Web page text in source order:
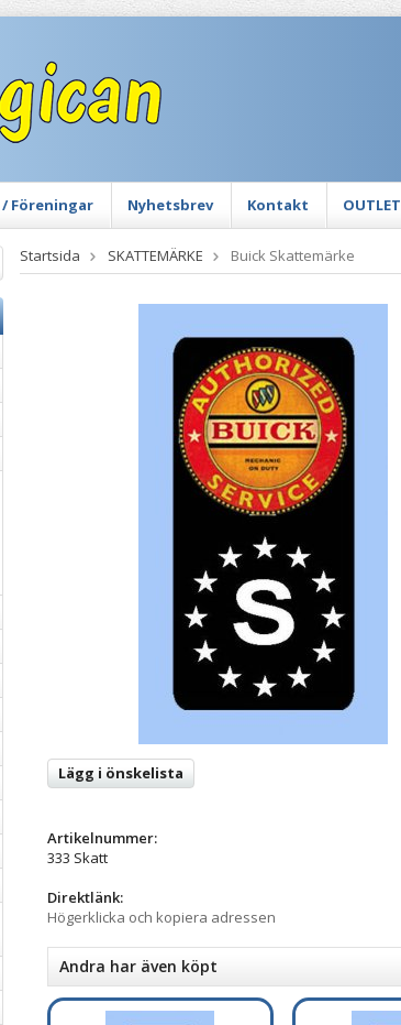
Föreningar Nyhetsbrev Kontakt OUTLET
Startsida SKATTEMÄRKE Buick Skattemärke
Lägg i önskelista
Artikelnummer:
333 Skatt
Direktlänk:
Högerklicka och kopiera adressen
Andra har även köpt